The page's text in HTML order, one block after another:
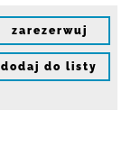
zarezerwuj
dodaj do listy